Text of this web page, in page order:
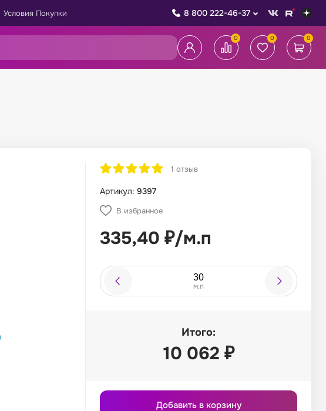
Условия Покупки 8 800 222-46-37
0 0 0
1 отзыв
Артикул: 9397
В избранное
335,40 ₽/м.п
м.п
Итого:
10 062 ₽
Добавить в корзину